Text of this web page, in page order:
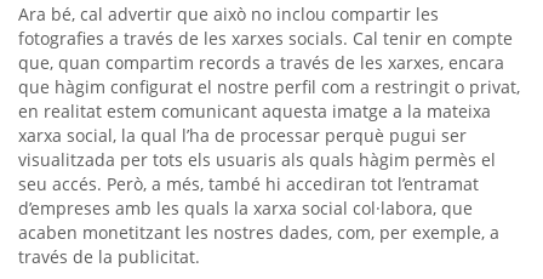
Ara bé, cal advertir que això no inclou compartir les
fotografies a través de les xarxes socials. Cal tenir en compte
que, quan compartim records a través de les xarxes, encara
que hàgim configurat el nostre perfil com a restringit o privat,
en realitat estem comunicant aquesta imatge a la mateixa
xarxa social, la qual l’ha de processar perquè pugui ser
visualitzada per tots els usuaris als quals hàgim permès el
seu accés. Però, a més, també hi accediran tot l’entramat
d’empreses amb les quals la xarxa social col·labora, que
acaben monetitzant les nostres dades, com, per exemple, a
través de la publicitat.